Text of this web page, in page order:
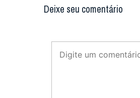
Deixe seu comentário